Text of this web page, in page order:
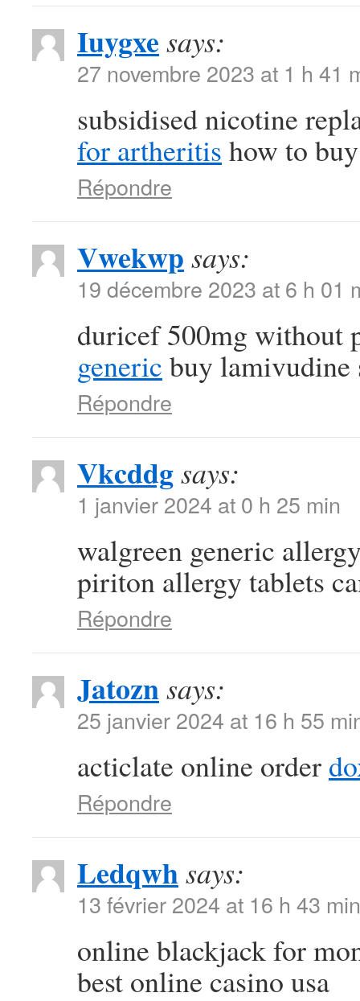
Iuygxe says:
27 novembre 2023 at 1 h 41
subsidised nicotine
for artheritis how to
Répondre
Vwekwp says:
19 décembre 2023 at 6 h 01
duricef 500mg without
generic buy lamivudine
Répondre
Vkcddgsays:
1 janvier 2024 at 0 h 25 min
walgreen generic
piriton allergy tablets
Répondre
Jatoznsays:
25 janvier 2024 at 16 h 55
acticlate online order
Répondre
Ledqwhsays:
13 février 2024 at 16 h 43 min
online blackjack for
best online casino usa